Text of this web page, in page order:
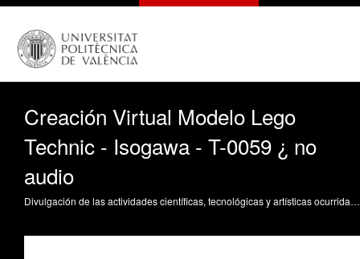
Creación Virtual Modelo Lego
Technic - Isogawa - T-0059 ¿ no
audio
Divulgación de las actividades científicas, tecnológicas y artísticas ocurridas en los tres campus de la UPV